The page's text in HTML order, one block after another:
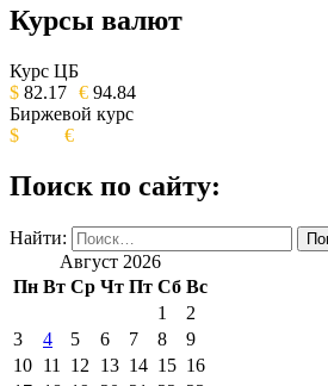
ОБЩЕСТВЕННО-
ИЗДАНИЕ
Курсы валют
Курс ЦБ
$ 82.17 € 94.84
Биржевой курс
$
€
Поиск по сайту:
Найти:
Август 2026
Пн Вт Ср Чт Пт Сб Вс
1
2
3
4 5 6 7 8
9
10 11 12 13 14 15 16